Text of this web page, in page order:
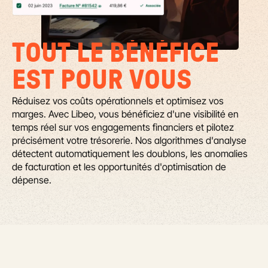
TOUT LE BÉNÉFICE
EST POUR VOUS
Réduisez vos coûts opérationnels et optimisez vos
marges. Avec Libeo, vous bénéficiez d'une visibilité en
temps réel sur vos engagements financiers et pilotez
précisément votre trésorerie. Nos algorithmes d'analyse
détectent automatiquement les doublons, les anomalies
de facturation et les opportunités d'optimisation de
dépense.